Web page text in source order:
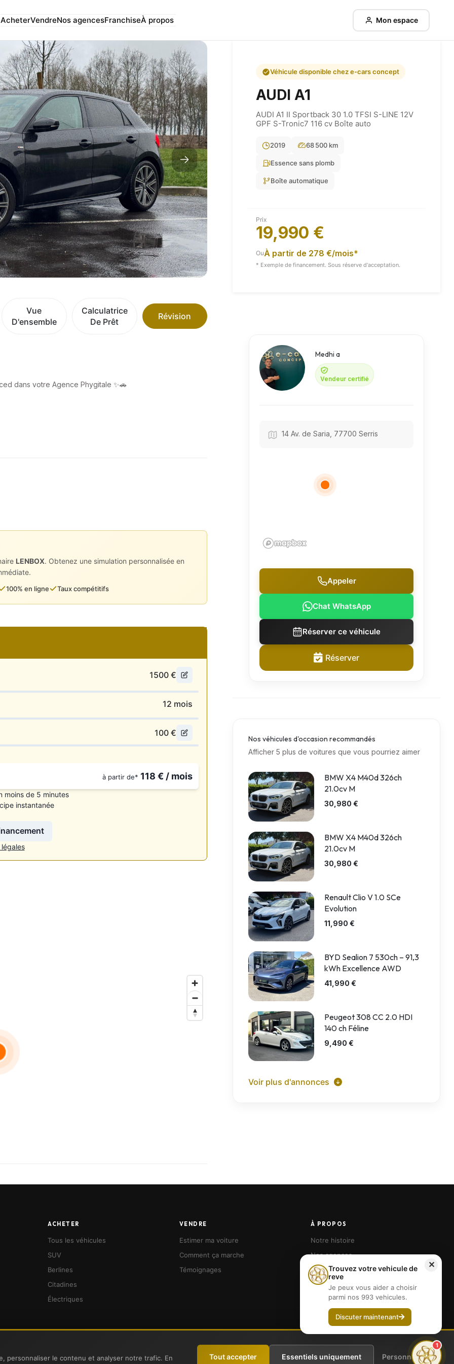
AcheterVendreNos agencesFranchiseÀ propos Mon espace
Vidéo Toutes Les Images
Vue
D'ensemble
Calculatrice
De Prêt
Révision
dans votre Agence Phygitale ✨🚗
vidéos, et recevez
déplacer !
le numéro”. Pour réserver votre visite virtuelle et poser
LENBOX. Obtenez une simulation personnalisée en
100% en ligne Taux compétitifs
1500 €
12 mois
100 €
à partir de* 118 € / mois
moins de 5 minutes
instantanée
Véhicule disponible chez e-cars concept
AUDI A1
AUDI A1 II Sportback 30 1.0 TFSI S-LINE 12V
GPF S-Tronic7 116 cv Boîte auto
2019 68 500 km
Essence sans plomb
Boîte automatique
Prix
19,990 €
OuÀ partir de 278 €/mois*
* Exemple de financement. Sous réserve d'acceptation.
Medhi a
Vendeur certifié
14 Av. de Saria, 77700 Serris
Appeler
Chat WhatsApp
Réserver ce véhicule
Réserver
Nos véhicules d'occasion recommandés
Afficher 5 plus de voitures que vous pourriez aimer
BMW X4 M40d 326ch
21.0cv M
30,980 €
BMW X4 M40d 326ch
21.0cv M
30,980 €
Renault Clio V 1.0 SCe
Evolution
11,990 €
BYD Sealion 7 530ch – 91,3
kWh Excellence AWD
41,990 €
Peugeot 308 CC 2.0 HDI
140 ch Féline
9,490 €
Voir plus d'annonces
ACHETER
Tous les véhicules
SUV
Berlines
Citadines
Électriques
VENDRE
Estimer ma voiture
Comment ça marche
Témoignages
À PROPOS
Notre histoire
Nos agences
Devenir franchisé
et suivants du Code de la consommation, le consommateur peut recourir gratuitement au médiateur
: 49 Rue de Ponthieu, 75008 Paris —
personnaliser le contenu et analyser notre trafic. En
Tout accepter Essentiels uniquement Personnaliser
1
✕
Trouvez votre vehicule de
reve
Je peux vous aider a choisir
parmi nos 993 vehicules.
Discuter maintenant